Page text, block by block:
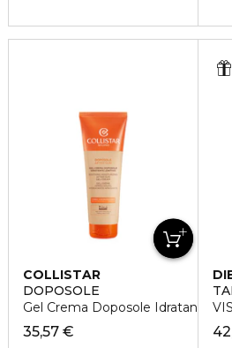
COLLISTAR
DOPOSOLE
Gel Crema Doposole Idratante
35,57 €